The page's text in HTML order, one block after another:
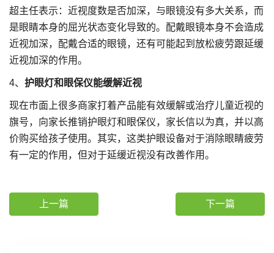
超主任表示：近视度数是否加深，与眼镜没有多大关系，而
是眼睛本身的屈光状态变化导致的。配戴眼镜本身不会造成
近视加深，配戴合适的眼镜，还有可能起到放松疲劳跟延缓
近视加深的作用。
4、 护眼灯和眼保仪能缓解近视
现在市面上很多商家打着产品能有效缓解或治疗儿童近视的
旗号，向家长推销护眼灯和眼保仪，家长信以为真，并以高
价购买给孩子使用。其实，这类护眼设备对于消除眼睛疲劳
有一定的作用，但对于延缓近视没有改善作用。
上一篇 下一篇